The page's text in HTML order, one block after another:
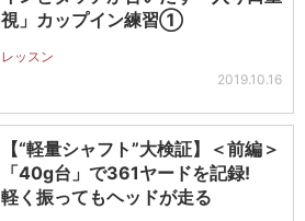
視」カップイン練習①
レッスン
2019.10.16
【“軽量シャフト”大検証】＜前編＞
「40g台」で361ヤードを記録!
軽く振ってもヘッドが走る